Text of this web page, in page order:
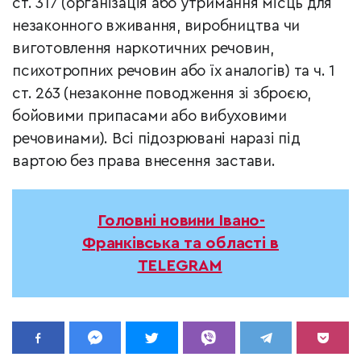
ст. 317 (організація або утримання місць для
незаконного вживання, виробництва чи
виготовлення наркотичних речовин,
психотропних речовин або їх аналогів) та ч. 1
ст. 263 (незаконне поводження зі зброєю,
бойовими припасами або вибуховими
речовинами). Всі підозрювані наразі під
вартою без права внесення застави.
Головні новини Івано-
Франківська та області в
TELEGRAM